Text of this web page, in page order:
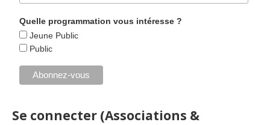
Quelle programmation vous intéresse ?
Jeune Public
Public
Se connecter (Associations &